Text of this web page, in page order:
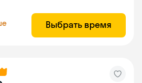
Выбрать время